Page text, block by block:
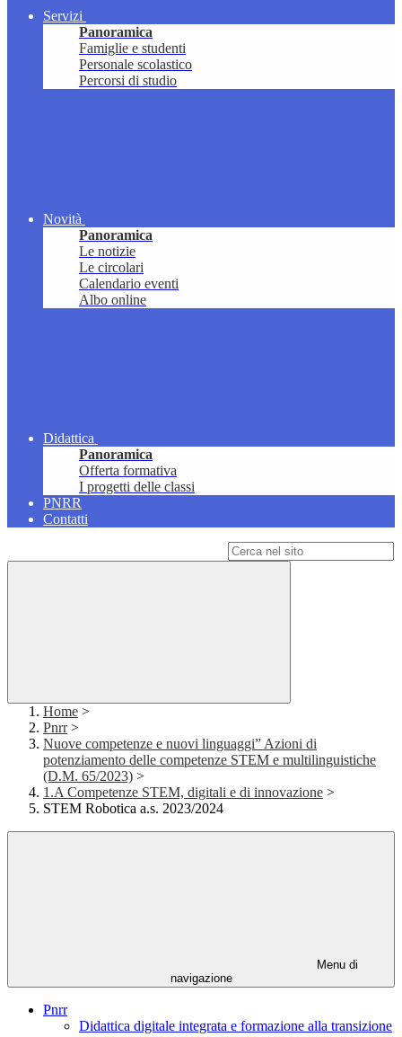
Servizi
Panoramica
Famiglie e studenti
Personale scolastico
Percorsi di studio
Novità
Panoramica
Le notizie
Le circolari
Calendario eventi
Albo online
Didattica
Panoramica
Offerta formativa
I progetti delle classi
PNRR
Contatti
Home >
Pnrr >
Nuove competenze e nuovi linguaggi” Azioni di
potenziamento delle competenze STEM e multilinguistiche
(D.M. 65/2023) >
1.A Competenze STEM, digitali e di innovazione >
STEM Robotica a.s. 2023/2024
Menu di
navigazione
Pnrr
Didattica digitale integrata e formazione alla transizione